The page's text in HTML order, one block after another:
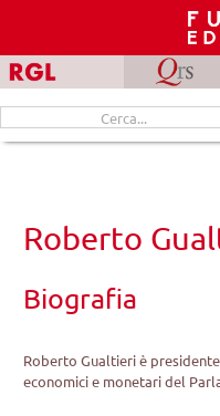
content
Cerca
per:
Roberto
Biografia
Roberto Gualtieri è
economici e monetari del